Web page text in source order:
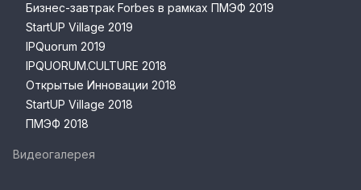
Бизнес-завтрак Forbes в рамках ПМЭФ 2019
StartUP Village 2019
IPQuorum 2019
IPQUORUM.CULTURE 2018
Открытые Инновации 2018
StartUP Village 2018
ПМЭФ 2018
Видеогалерея